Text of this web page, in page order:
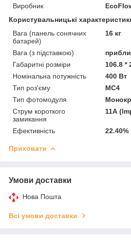
Виробник
Користувальницькі
Вага (панель сонячних
батарей)
16 кг
Вага (з підставкою)
Габаритні розміри
106.8 *
Номінальна потужність
400 Вт
Тип роз'єму
МС4
Тип фотомодуля
Струм короткого
замикання
11А
Ефективність 22.40%
Приховати
Умови доставки
Нова Пошта
Всі умови доставки